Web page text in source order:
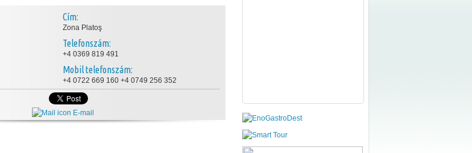
Cím:
Zona Platoş
Telefonszám:
+4 0369 819 491
Mobil telefonszám:
+4 0722 669 160 +4 0749 256 352
E-mail